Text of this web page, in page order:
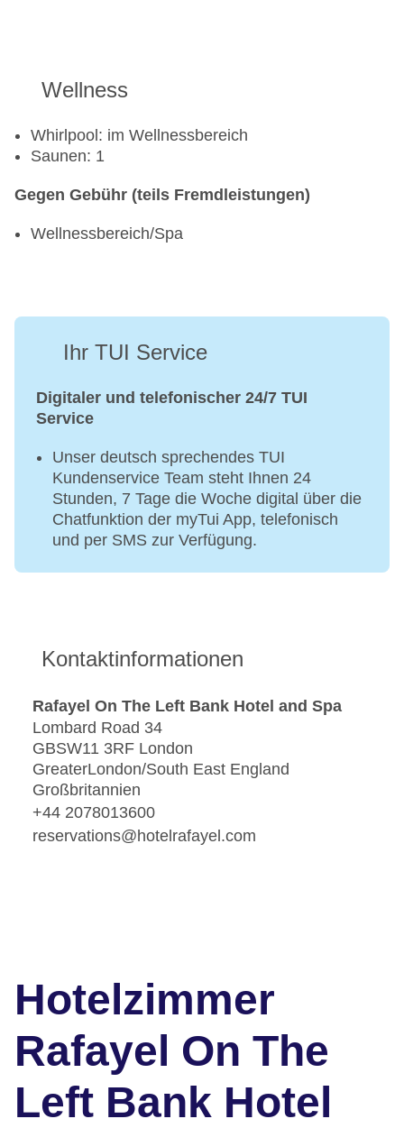
Wellness
Whirlpool: im Wellnessbereich
Saunen: 1
Gegen Gebühr (teils Fremdleistungen)
Wellnessbereich/Spa
Ihr TUI Service
Digitaler und telefonischer 24/7 TUI
Service
Unser deutsch sprechendes TUI
Kundenservice Team steht Ihnen 24
Stunden, 7 Tage die Woche digital über die
Chatfunktion der myTui App, telefonisch
und per SMS zur Verfügung.
Kontaktinformationen
Rafayel On The Left Bank Hotel and Spa
Lombard Road 34
GBSW11 3RF London
GreaterLondon/South East England
Großbritannien
+44 2078013600
reservations@hotelrafayel.com
Hotelzimmer
Rafayel On The
Left Bank Hotel